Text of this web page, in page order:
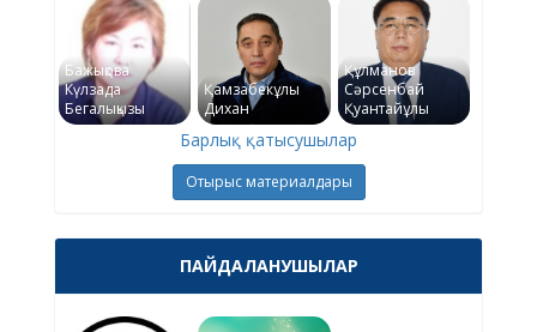
Бажықова
Күлзада
Бегалықызы
Қамзабекұлы
Дихан
Құлманов
Сәрсенбай
Қуантайұлы
Барлық қатысушылар
Отырыс материалдары
ПАЙДАЛАНУШЫЛАР